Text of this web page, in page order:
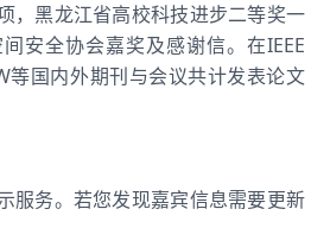
，黑龙江省高校科技进步二等奖一
安全协会嘉奖及感谢信。在IEEE
等国内外期刊与会议共计发表论文
服务。若您发现嘉宾信息需要更新